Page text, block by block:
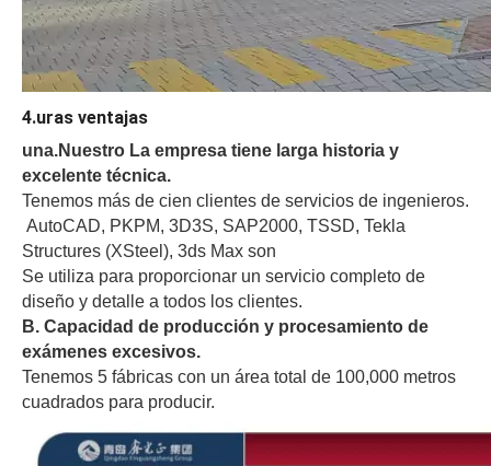
4.uras ventajas
una.Nuestro La empresa tiene larga historia y
excelente técnica.
Tenemos más de cien clientes de servicios de ingenieros.
AutoCAD, PKPM, 3D3S, SAP2000, TSSD, Tekla
Structures (XSteel), 3ds Max son
Se utiliza para proporcionar un servicio completo de
diseño y detalle a todos los clientes.
B. Capacidad de producción y procesamiento de
exámenes excesivos.
Tenemos 5 fábricas con un área total de 100,000 metros
cuadrados para producir.